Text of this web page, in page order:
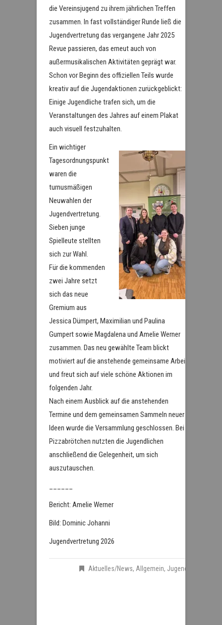
die Vereinsjugend zu ihrem jährlichen Treffen
zusammen. In fast vollständiger Runde ließ die
Jugendvertretung das vergangene Jahr 2025
Revue passieren, das erneut auch von
außermusikalischen Aktivitäten geprägt war.
Schon vor Beginn des offiziellen Teils wurde
kreativ auf die Jugendaktionen zurückgeblickt:
Einige Jugendliche trafen sich, um die
Veranstaltungen des Jahres auf einem Plakat
auch visuell festzuhalten.
Ein wichtiger
Tagesordnungspunkt
waren die
turnusmäßigen
Neuwahlen der
Jugendvertretung.
Sieben junge
Spielleute stellten
sich zur Wahl.
Für die kommenden
zwei Jahre setzt
sich das neue
Gremium aus
Jessica Dümpert, Maximilian und Paulina
Gumpert sowie Magdalena und Amelie Werner
zusammen. Das neu gewählte Team blickt
motiviert auf die anstehende gemeinsame Arbeit
und freut sich auf viele schöne Aktionen im
folgenden Jahr.
Nach einem Ausblick auf die anstehenden
Termine und dem gemeinsamen Sammeln neuer
Ideen wurde die Versammlung geschlossen. Bei
Pizzabrötchen nutzten die Jugendlichen
anschließend die Gelegenheit, um sich
auszutauschen.
Bericht: Amelie Werner
Bild: Dominic Johanni
Jugendvertretung 2026
Aktuelles/News, Allgemein, Jugend